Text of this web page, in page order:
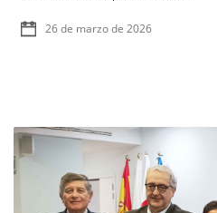
26 de marzo de 2026